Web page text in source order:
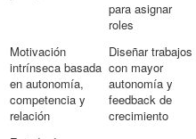
para asignar
roles
Motivación
intrínseca basada
en autonomía,
competencia y
relación
Diseñar trabajos
con mayor
autonomía y
feedback de
crecimiento